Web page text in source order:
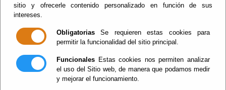
sitio y ofrecerle contenido personalizado en función de sus
intereses.
Obligatorias Se requieren estas cookies para
permitir la funcionalidad del sitio principal.
Funcionales Estas cookies nos permiten analizar
el uso del Sitio web, de manera que podamos medir
y mejorar el funcionamiento.
Fiestas y eventos
Menu
Agricultura